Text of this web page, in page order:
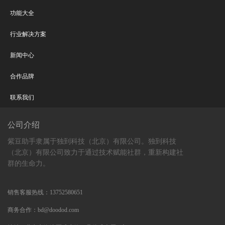
功能大全
行业解决方案
新闻中心
合作品牌
联系我们
公司介绍
紫豆助手隶属于独到科技（北京）有限公司。独到科技
（北京）有限公司致力于通过技术赋能社群，重新构建社
群的生命力。
销售客服热线：13752580651
商务合作：bd@doodod.com